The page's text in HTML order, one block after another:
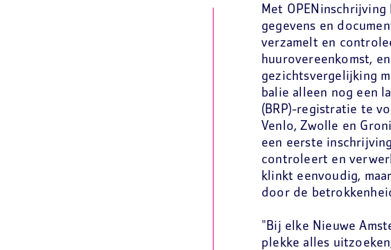
Met
gegevens en
verzamelt en
huurovereenkomst,
gezichtsvergelijking
balie alleen nog een
(BRP)-registratie te
Venlo, Zwolle en
een eerste
controleert en
klinkt eenvoudig,
door de
"Bij elke Nieuwe
plekke alles